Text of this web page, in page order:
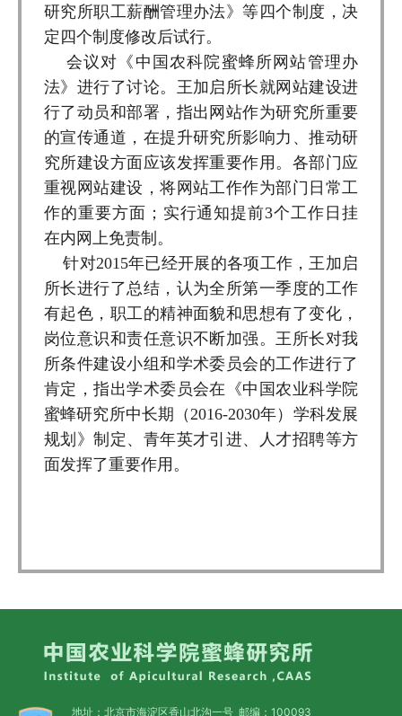
研究所职工薪酬管理办法》等四个制度，决
定四个制度修改后试行。
会议对《中国农科院蜜蜂所网站管理办
法》进行了讨论。王加启所长就网站建设进
行了动员和部署，指出网站作为研究所重要
的宣传通道，在提升研究所影响力、推动研
究所建设方面应该发挥重要作用。各部门应
重视网站建设，将网站工作作为部门日常工
作的重要方面；实行通知提前3个工作日挂
在内网上免责制。
针对2015年已经开展的各项工作，王加启
所长进行了总结，认为全所第一季度的工作
有起色，职工的精神面貌和思想有了变化，
岗位意识和责任意识不断加强。王所长对我
所条件建设小组和学术委员会的工作进行了
肯定，指出学术委员会在《中国农业科学院
蜜蜂研究所中长期（2016-2030年）学科发展
规划》制定、青年英才引进、人才招聘等方
面发挥了重要作用。
地址：北京市海淀区香山北沟一号 邮编：100093